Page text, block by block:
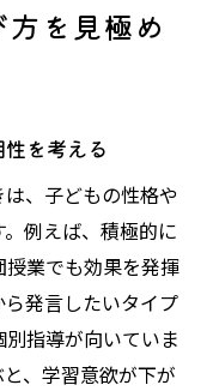
を見極め
を考える
、子どもの性格や
例えば、積極的に
業でも効果を発揮
発言したいタイプ
指導が向いていま
、学習意欲が下が